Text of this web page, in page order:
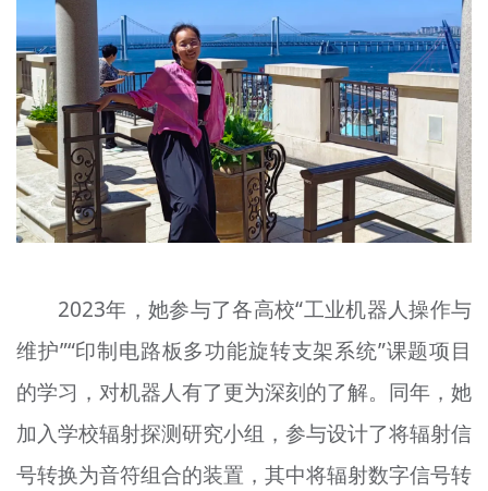
2023年，她参与了各高校“工业机器人操作与
维护”“印制电路板多功能旋转支架系统”课题项目
的学习，对机器人有了更为深刻的了解。同年，她
加入学校辐射探测研究小组，参与设计了将辐射信
号转换为音符组合的装置，其中将辐射数字信号转